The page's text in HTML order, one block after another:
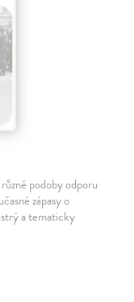
podoby odporu
zápasy o
a tematicky